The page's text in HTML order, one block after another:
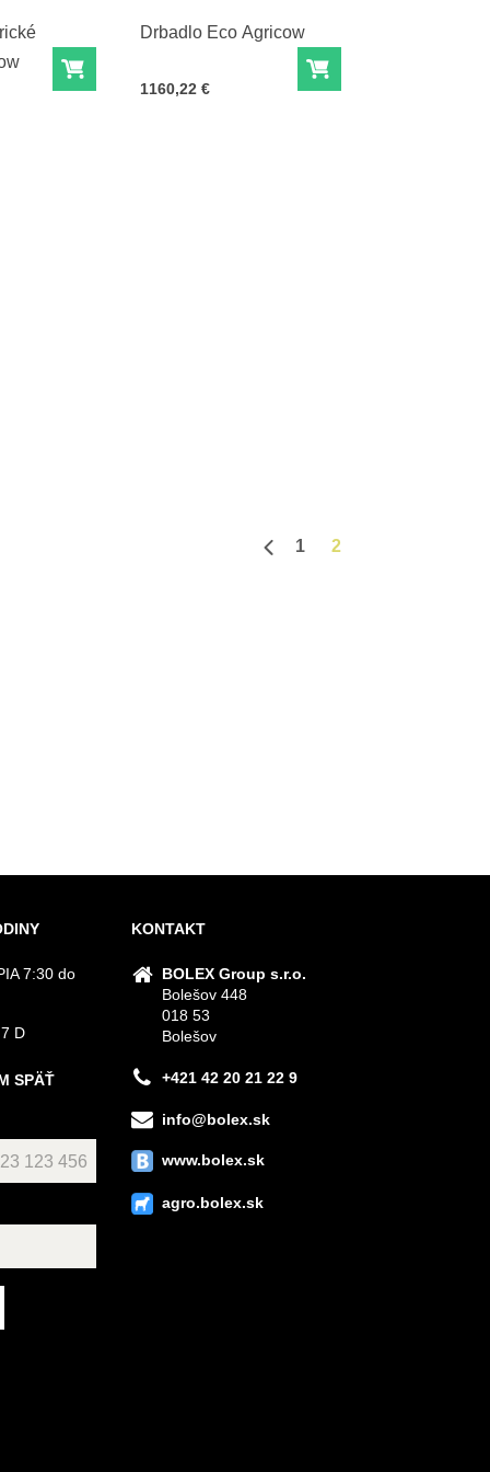
Do košíka
Drbadlo Eco Agricow
Cena s DPH
1160,22 € Do košíka
1 2
7:30 do
D
SPÄŤ
KONTAKT
BOLEX Group s.r.o.
Bolešov 448
018 53
Bolešov
+421 42 20 21 22 9
info@bolex.sk
www.bolex.sk
agro.bolex.sk